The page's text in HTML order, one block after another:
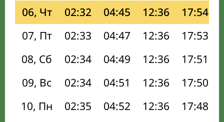
06, Чт
02:32 04:45 12:36 17:54
07, Пт
02:33 04:47 12:36 17:53
08, Сб
02:34 04:49 12:36 17:51
09, Вс
02:34 04:51 12:36 17:50
10, Пн
02:35 04:52 12:36 17:48